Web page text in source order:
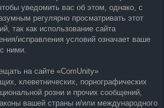
уведомить вас об этом, однако, с
регулярно просматривать этот
так как использование сайта
исправления условий означает ваше
ними.
на сайте «ComUnity»
клеветнических, порнографических
розни и прочих сообщений,
вашей страны и/или международного